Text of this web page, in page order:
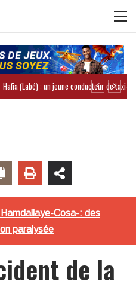
Cosa-: des
paralysée
de la